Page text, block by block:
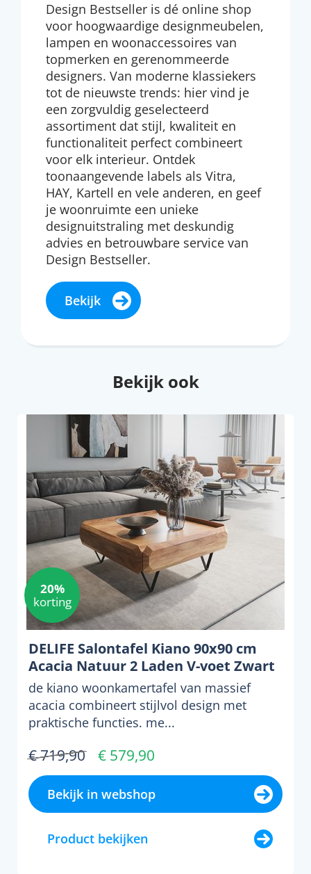
Design Bestseller is dé online shop
voor hoogwaardige designmeubelen,
lampen en woonaccessoires van
topmerken en gerenommeerde
designers. Van moderne klassiekers
tot de nieuwste trends: hier vind je
een zorgvuldig geselecteerd
assortiment dat stijl, kwaliteit en
functionaliteit perfect combineert
voor elk interieur. Ontdek
toonaangevende labels als Vitra,
HAY, Kartell en vele anderen, en geef
je woonruimte een unieke
designuitstraling met deskundig
advies en betrouwbare service van
Design Bestseller.
Bekijk
Bekijk ook
20%
korting
DELIFE Salontafel Kiano 90x90 cm
Acacia Natuur 2 Laden V-voet Zwart
de kiano woonkamertafel van massief
acacia combineert stijlvol design met
praktische functies. me...
€ 719,90 € 579,90
Bekijk in webshop
Product bekijken